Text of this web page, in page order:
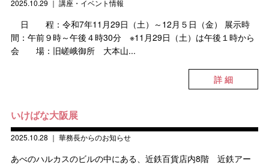
2025.10.29 ｜ 講座・イベント情報
日 程：令和7年11月29日（土）～12月５日（金） 展示時
間：午前９時～午後４時30分 ※11月29日（土）は午後１時から
会 場：旧嵯峨御所 大本山...
詳 細
いけばな大阪展
2025.10.28 ｜ 華務長からのお知らせ
あべのハルカスのビルの中にある、近鉄百貨店内8階 近鉄アー